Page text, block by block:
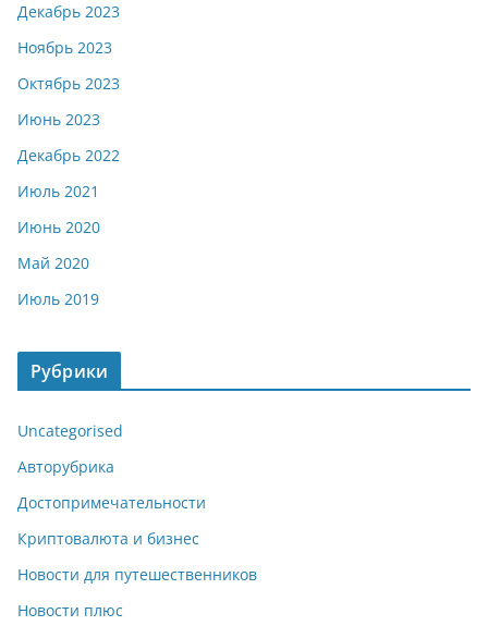
Декабрь 2023
Ноябрь 2023
Октябрь 2023
Июнь 2023
Декабрь 2022
Июль 2021
Июнь 2020
Май 2020
Июль 2019
Рубрики
Uncategorised
Авторубрика
Достопримечательности
Криптовалюта и бизнес
Новости для путешественников
Новости плюс